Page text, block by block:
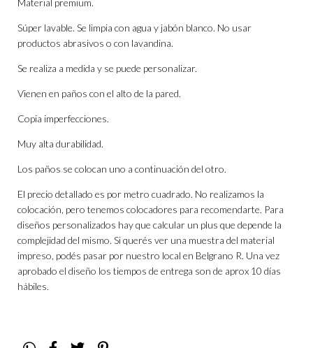
Material premium.
Súper lavable. Se limpia con agua y jabón blanco. No usar
productos abrasivos o con lavandina.
Se realiza a medida y se puede personalizar.
Vienen en paños con el alto de la pared.
Copia imperfecciones.
Muy alta durabilidad.
Los paños se colocan uno a continuación del otro.
El precio detallado es por metro cuadrado. No realizamos la
colocación, pero tenemos colocadores para recomendarte. Para
diseños personalizados hay que calcular un plus que depende la
complejidad del mismo. Si querés ver una muestra del material
impreso, podés pasar por nuestro local en Belgrano R. Una vez
aprobado el diseño los tiempos de entrega son de aprox 10 días
hábiles.